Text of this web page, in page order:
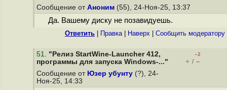
Сообщение от Аноним (55), 24-Ноя-25, 13:37
Да. Вашему диску не позавидуешь.
Ответить Правка| Наверх Cообщить модератору
51. "Релиз StartWine-Launcher 412,
программы для запуска Windows-..."
–2
+ / –
Сообщение от Юзер убунту (?), 24-
Ноя-25, 14:33